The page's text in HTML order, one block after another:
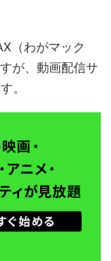
（わがマック
が、動画配信サ
。